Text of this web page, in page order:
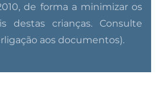
de forma a minimizar os
destas crianças. Consulte
aos documentos).